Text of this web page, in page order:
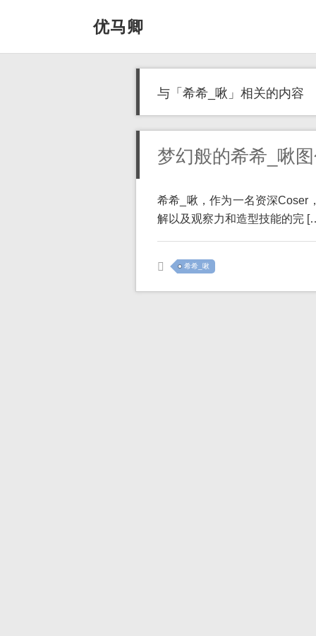
优马卿
与「希希_啾」相关的内容
梦幻般的希希_啾
希希_啾，作为一名资深Coser
解以及观察力和造型技能的完
希希_啾